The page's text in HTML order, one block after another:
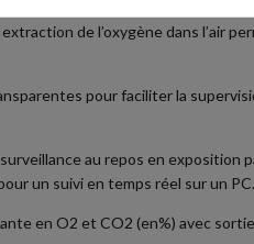
de l’oxygène dans l’air
pour faciliter la
au repos en
un suivi en temps réel sur un PC.
en O2 et CO2 (en%) avec